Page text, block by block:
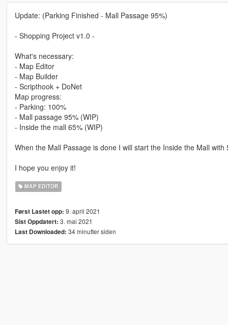
Update: (Parking Finished - Mall Passage 95%)
- Shopping Project v1.0 -
What's necessary:
- Map Editor
- Map Builder
- Scripthook + DoNet
Map progress:
- Parking: 100%
- Mall passage 95% (WIP)
- Inside the mall 65% (WIP)
When the Mall Passage is done I will start the Inside the Mall with
I hope you enjoy it!
MAP EDITOR
Først Lastet opp: 9. april 2021
Sist Oppdatert: 3. mai 2021
Last Downloaded: 34 minutter siden